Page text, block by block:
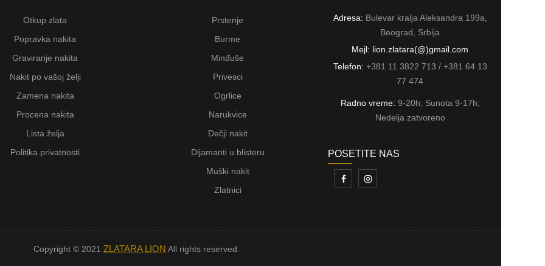
Otkup zlata
Popravka nakita
Graviranje nakita
Nakit po vašoj želji
Zamena nakita
Procena nakita
Lista želja
Politika privatnosti
Prstenje
Burme
Minđuše
Privesci
Ogrlice
Narukvice
Dečji nakit
Dijamanti u blisteru
Muški nakit
Zlatnici
Adresa: Bulevar kralja Aleksandra 199a,
Beograd, Srbija
Mejl: lion.zlatara(@)gmail.com
Telefon: +381 11 3822 713 / +381 64 13
77 474
Radno vreme: 9-20h; Sunota 9-17h;
Nedelja zatvoreno
POSETITE NAS
Copyright © 2021 ZLATARA LION All rights reserved.